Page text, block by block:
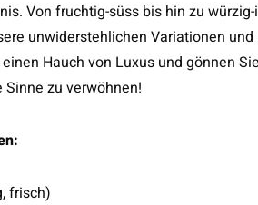
Von fruchtig-süss bis hin zu
unwiderstehlichen Variationen
Hauch von Luxus und gönnen
Sinne zu verwöhnen!
frisch)